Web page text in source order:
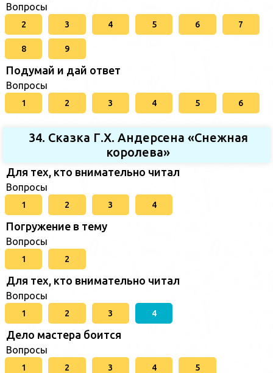
Вопросы
2 3 4 5 6 7
8 9
Подумай и дай ответ
Вопросы
1 2 3 4 5 6
34. Сказка Г.Х. Андерсена «Снежная
королева»
Для тех, кто внимательно читал
Вопросы
1 2 3 4
Погружение в тему
Вопросы
1 2
Для тех, кто внимательно читал
Вопросы
1 2 3 4
Дело мастера боится
Вопросы
1 2 3 4 5